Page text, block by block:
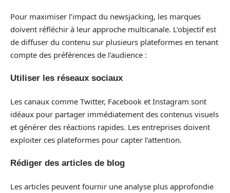
Pour maximiser l’impact du newsjacking, les marques
doivent réfléchir à leur approche multicanale. L’objectif est
de diffuser du contenu sur plusieurs plateformes en tenant
compte des préférences de l’audience :
Utiliser les réseaux sociaux
Les canaux comme Twitter, Facebook et Instagram sont
idéaux pour partager immédiatement des contenus visuels
et générer des réactions rapides. Les entreprises doivent
exploiter ces plateformes pour capter l’attention.
Rédiger des articles de blog
Les articles peuvent fournir une analyse plus approfondie